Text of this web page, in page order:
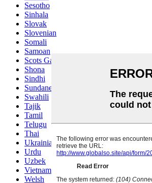
Sesotho
Sinhala
Slovak
Slovenian
Somali
Samoan
Scots Gaelic
Shona
Sindhi
Sundanese
Swahili
Tajik
Tamil
Telugu
Thai
Ukrainian
Urdu
Uzbek
Vietnamese
Welsh